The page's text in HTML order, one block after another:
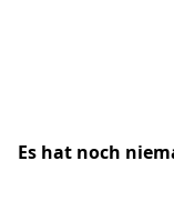
Es hat noch